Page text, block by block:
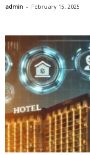
admin - February 15, 2025